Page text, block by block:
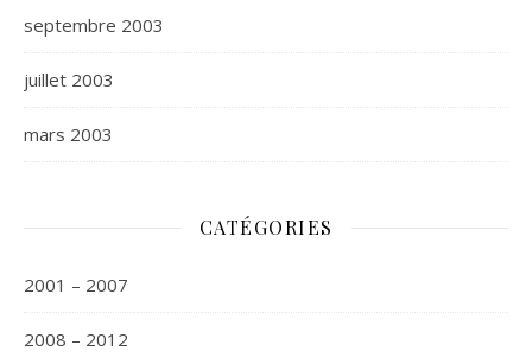
septembre 2003
juillet 2003
mars 2003
CATÉGORIES
2001 – 2007
2008 – 2012